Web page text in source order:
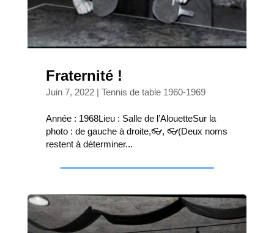
Fraternité !
Juin 7, 2022| Tennis de table 1960-1969
Année : 1968Lieu : Salle de l’AlouetteSur la
photo : de gauche à droite,👓, 👓(Deux noms
restent à déterminer...